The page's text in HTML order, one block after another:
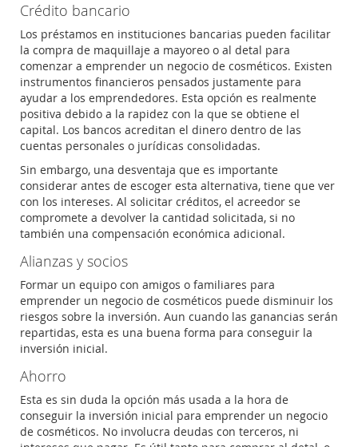
Crédito bancario
Los préstamos en instituciones bancarias pueden facilitar
la compra de maquillaje a mayoreo o al detal para
comenzar a emprender un negocio de cosméticos. Existen
instrumentos financieros pensados justamente para
ayudar a los emprendedores. Esta opción es realmente
positiva debido a la rapidez con la que se obtiene el
capital. Los bancos acreditan el dinero dentro de las
cuentas personales o jurídicas consolidadas.
Sin embargo, una desventaja que es importante
considerar antes de escoger esta alternativa, tiene que ver
con los intereses. Al solicitar créditos, el acreedor se
compromete a devolver la cantidad solicitada, si no
también una compensación económica adicional.
Alianzas y socios
Formar un equipo con amigos o familiares para
emprender un negocio de cosméticos puede disminuir los
riesgos sobre la inversión. Aun cuando las ganancias serán
repartidas, esta es una buena forma para conseguir la
inversión inicial.
Ahorro
Esta es sin duda la opción más usada a la hora de
conseguir la inversión inicial para emprender un negocio
de cosméticos. No involucra deudas con terceros, ni